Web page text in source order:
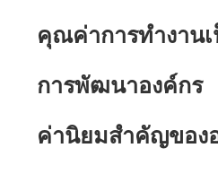
คุณค่าการทำงาน
การพัฒนาองค์กร
ค่านิยมสำคัญของ